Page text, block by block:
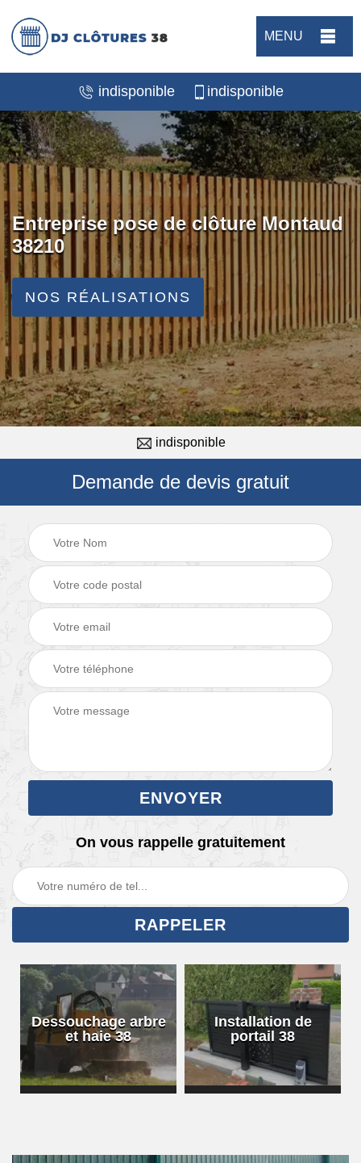
MENU
indisponible indisponible
Entreprise pose de clôture Montaud
38210
NOS RÉALISATIONS
indisponible
Demande de devis gratuit
On vous rappelle gratuitement
Dessouchage arbre
et haie 38
Installation de
portail 38